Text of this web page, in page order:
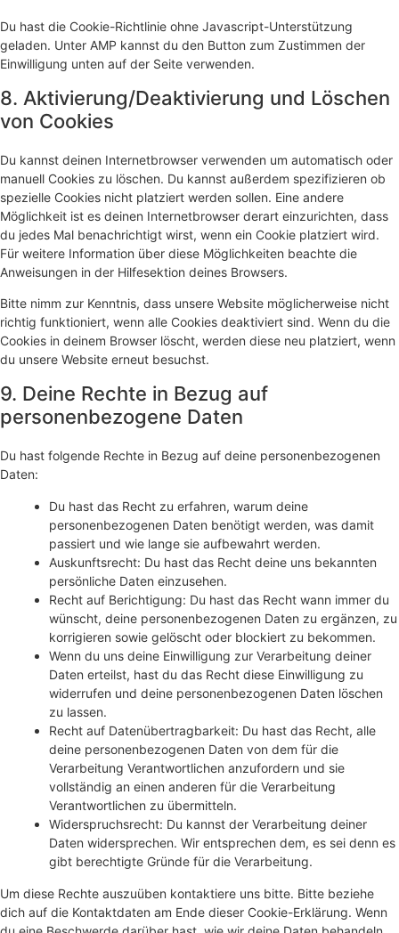
Du hast die Cookie-Richtlinie ohne Javascript-Unterstützung
geladen. Unter AMP kannst du den Button zum Zustimmen der
Einwilligung unten auf der Seite verwenden.
8. Aktivierung/Deaktivierung und Löschen
von Cookies
Du kannst deinen Internetbrowser verwenden um automatisch oder
manuell Cookies zu löschen. Du kannst außerdem spezifizieren ob
spezielle Cookies nicht platziert werden sollen. Eine andere
Möglichkeit ist es deinen Internetbrowser derart einzurichten, dass
du jedes Mal benachrichtigt wirst, wenn ein Cookie platziert wird.
Für weitere Information über diese Möglichkeiten beachte die
Anweisungen in der Hilfesektion deines Browsers.
Bitte nimm zur Kenntnis, dass unsere Website möglicherweise nicht
richtig funktioniert, wenn alle Cookies deaktiviert sind. Wenn du die
Cookies in deinem Browser löscht, werden diese neu platziert, wenn
du unsere Website erneut besuchst.
9. Deine Rechte in Bezug auf
personenbezogene Daten
Du hast folgende Rechte in Bezug auf deine personenbezogenen
Daten:
Du hast das Recht zu erfahren, warum deine
personenbezogenen Daten benötigt werden, was damit
passiert und wie lange sie aufbewahrt werden.
Auskunftsrecht: Du hast das Recht deine uns bekannten
persönliche Daten einzusehen.
Recht auf Berichtigung: Du hast das Recht wann immer du
wünscht, deine personenbezogenen Daten zu ergänzen, zu
korrigieren sowie gelöscht oder blockiert zu bekommen.
Wenn du uns deine Einwilligung zur Verarbeitung deiner
Daten erteilst, hast du das Recht diese Einwilligung zu
widerrufen und deine personenbezogenen Daten löschen
zu lassen.
Recht auf Datenübertragbarkeit: Du hast das Recht, alle
deine personenbezogenen Daten von dem für die
Verarbeitung Verantwortlichen anzufordern und sie
vollständig an einen anderen für die Verarbeitung
Verantwortlichen zu übermitteln.
Widerspruchsrecht: Du kannst der Verarbeitung deiner
Daten widersprechen. Wir entsprechen dem, es sei denn es
gibt berechtigte Gründe für die Verarbeitung.
Um diese Rechte auszuüben kontaktiere uns bitte. Bitte beziehe
dich auf die Kontaktdaten am Ende dieser Cookie-Erklärung. Wenn